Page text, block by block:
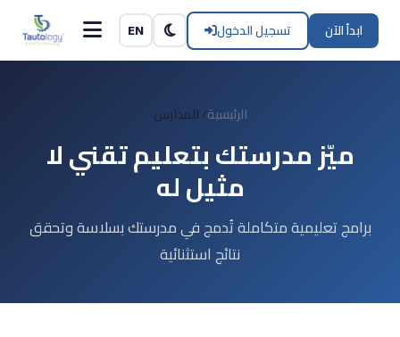
Skip to Content
EN تسجيل الدخول ابدأ الآن
الرئيسية/للمدارس
ميّز مدرستك بتعليم تقني لا
مثيل له
برامج تعليمية متكاملة تُدمج في مدرستك بسلاسة وتحقق
نتائج استثنائية